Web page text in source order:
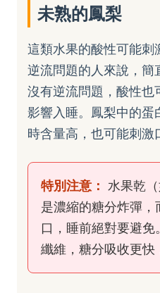
未熟的鳳梨
這類水果的酸性可能刺
逆流問題的人來說，簡
沒有逆流問題，酸性也
影響入睡。鳳梨中的蛋
時含量高，也可能刺激
特別注意：
水果乾
是濃縮的糖分炸彈
口，睡前絕對要避免
纖維，糖分吸收更快